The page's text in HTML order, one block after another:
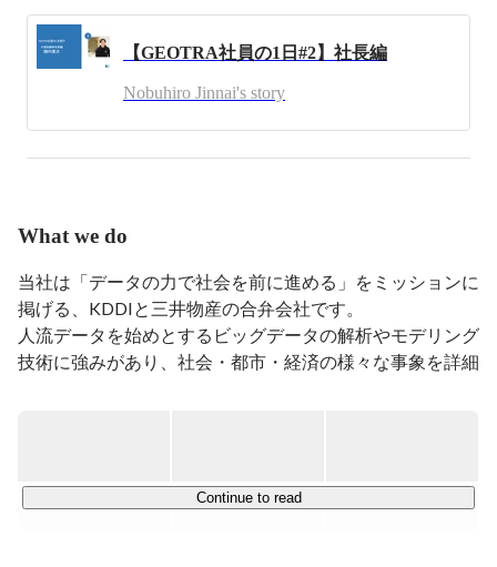
事。
2021年より三井物産×KDDIの共同プロジェクトを立ち
上げ、2022年にGEOTRAを設立。(当時)29歳で社長に就
【GEOTRA社員の1日#2】社長編
Nobuhiro Jinnai's story
What we do
当社は「データの力で社会を前に進める」をミッションに
掲げる、KDDIと三井物産の合弁会社です。
人流データを始めとするビッグデータの解析やモデリング
技術に強みがあり、社会・都市・経済の様々な事象を詳細
高粒度な人流データ「GEOTRA Activity Data（ジオトラア
Continue to read